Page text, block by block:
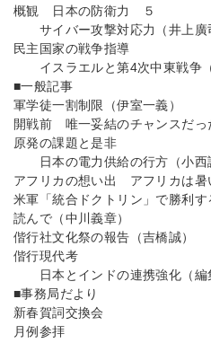
概観 日本の防衛力 ５
サイバー攻撃対応力（井上廣
民主国家の戦争指導
イスラエルと第4次中東戦争（
■一般記事
軍学徒一割制限（伊室一義）
開戦前 唯一妥結のチャンスだっ
原発の課題と是非
日本の電力供給の行方（小西
アフリカの想い出 アフリカは暑
米軍「統合ドクトリン」で勝利
読んで（中川義章）
偕行社文化祭の報告（吉橋誠）
偕行現代考
日本とインドの連携強化（編
■事務局だより
新春賀詞交換会
月例参拝